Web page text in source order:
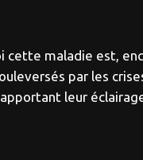
maladie est,
par les
leur